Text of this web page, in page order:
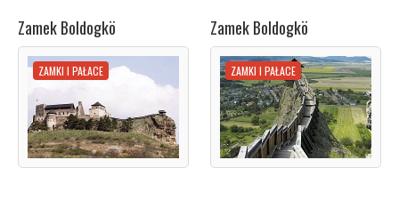
Zamek Boldogkö
ZAMKI I PAŁACE
Zamek Boldogkö
ZAMKI I PAŁACE